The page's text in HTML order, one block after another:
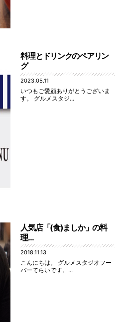
料理とドリンクのペアリン
グ
2023.05.11
いつもご愛顧ありがとうございま
す。 グルメスタジ...
人気店「(食)ましか」の料
理...
2018.11.13
こんにちは。 グルメスタジオフー
バーてらいです。...